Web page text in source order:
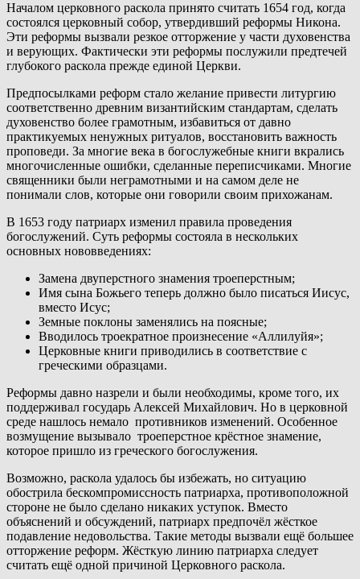
Началом церковного раскола принято считать 1654 год, когда
состоялся церковный собор, утвердивший реформы Никона.
Эти реформы вызвали резкое отторжение у части духовенства
и верующих. Фактически эти реформы послужили предтечей
глубокого раскола прежде единой Церкви.
Предпосылками реформ стало желание привести литургию
соответственно древним византийским стандартам, сделать
духовенство более грамотным, избавиться от давно
практикуемых ненужных ритуалов, восстановить важность
проповеди. За многие века в богослужебные книги вкрались
многочисленные ошибки, сделанные переписчиками. Многие
священники были неграмотными и на самом деле не
понимали слов, которые они говорили своим прихожанам.
В 1653 году патриарх изменил правила проведения
богослужений. Суть реформы состояла в нескольких
основных нововведениях:
Замена двуперстного знамения троеперстным;
Имя сына Божьего теперь должно было писаться Иисус,
вместо Исус;
Земные поклоны заменялись на поясные;
Вводилось троекратное произнесение «Аллилуйя»;
Церковные книги приводились в соответствие с
греческими образцами.
Реформы давно назрели и были необходимы, кроме того, их
поддерживал государь Алексей Михайлович. Но в церковной
среде нашлось немало противников изменений. Особенное
возмущение вызывало троеперстное крёстное знамение,
которое пришло из греческого богослужения.
Возможно, раскола удалось бы избежать, но ситуацию
обострила бескомпромиссность патриарха, противоположной
стороне не было сделано никаких уступок. Вместо
объяснений и обсуждений, патриарх предпочёл жёсткое
подавление недовольства. Такие методы вызвали ещё большее
отторжение реформ. Жёсткую линию патриарха следует
считать ещё одной причиной Церковного раскола.